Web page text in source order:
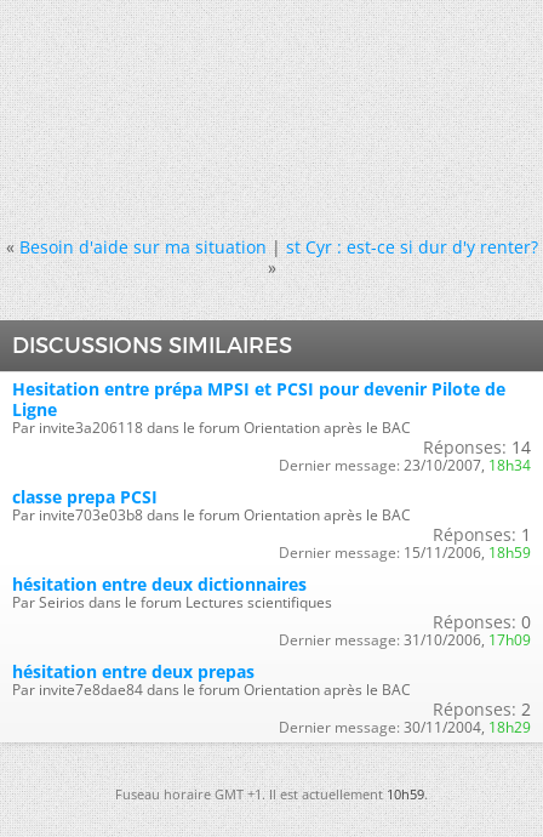
« Besoin d'aide sur ma situation|st Cyr : est-ce si dur d'y renter?
»
DISCUSSIONS SIMILAIRES
Hesitation entre prépa MPSI et PCSI pour devenir Pilote de
Ligne
Par invite3a206118 dans le forum Orientation après le BAC
Réponses: 14
Dernier message: 23/10/2007, 18h34
classe prepa PCSI
Par invite703e03b8 dans le forum Orientation après le BAC
Réponses: 1
Dernier message: 15/11/2006, 18h59
hésitation entre deux dictionnaires
Par Seirios dans le forum Lectures scientifiques
Réponses: 0
Dernier message: 31/10/2006, 17h09
hésitation entre deux prepas
Par invite7e8dae84 dans le forum Orientation après le BAC
Réponses: 2
Dernier message: 30/11/2004, 18h29
Fuseau horaire GMT +1. Il est actuellement10h59.